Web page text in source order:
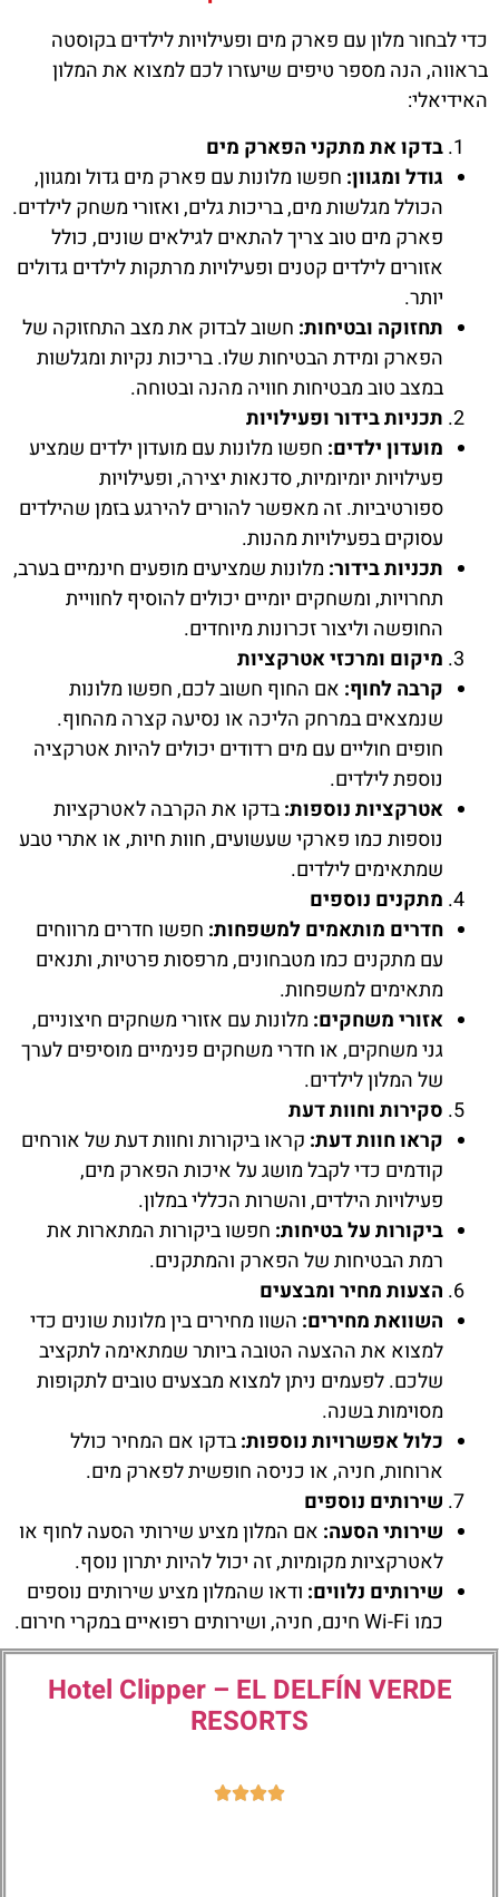
כדי לבחור מלון עם פארק מים ופעילויות לילדים בקוסטה
בראווה, הנה מספר טיפים שיעזרו לכם למצוא את המלון
האידיאלי:
בדקו את מתקני הפארק מים
גודל ומגוון: חפשו מלונות עם פארק מים גדול ומגוון,
הכולל מגלשות מים, בריכות גלים, ואזורי משחק לילדים.
פארק מים טוב צריך להתאים לגילאים שונים, כולל
אזורים לילדים קטנים ופעילויות מרתקות לילדים גדולים
יותר.
תחזוקה ובטיחות: חשוב לבדוק את מצב התחזוקה של
הפארק ומידת הבטיחות שלו. בריכות נקיות ומגלשות
במצב טוב מבטיחות חוויה מהנה ובטוחה.
תכניות בידור ופעילויות
מועדון ילדים: חפשו מלונות עם מועדון ילדים שמציע
פעילויות יומיומיות, סדנאות יצירה, ופעילויות
ספורטיביות. זה מאפשר להורים להירגע בזמן שהילדים
עסוקים בפעילויות מהנות.
תכניות בידור: מלונות שמציעים מופעים חינמיים בערב,
תחרויות, ומשחקים יומיים יכולים להוסיף לחוויית
החופשה וליצור זכרונות מיוחדים.
מיקום ומרכזי אטרקציות
קרבה לחוף: אם החוף חשוב לכם, חפשו מלונות
שנמצאים במרחק הליכה או נסיעה קצרה מהחוף.
חופים חוליים עם מים רדודים יכולים להיות אטרקציה
נוספת לילדים.
אטרקציות נוספות:בדקו את הקרבה לאטרקציות
נוספות כמו פארקי שעשועים, חוות חיות, או אתרי טבע
שמתאימים לילדים.
מתקנים נוספים
חדרים מותאמים למשפחות: חפשו חדרים מרווחים
עם מתקנים כמו מטבחונים, מרפסות פרטיות, ותנאים
מתאימים למשפחות.
אזורי משחקים: מלונות עם אזורי משחקים חיצוניים,
גני משחקים, או חדרי משחקים פנימיים מוסיפים לערך
של המלון לילדים.
סקירות וחוות דעת
קראו חוות דעת: קראו ביקורות וחוות דעת של אורחים
קודמים כדי לקבל מושג על איכות הפארק מים,
פעילויות הילדים, והשרות הכללי במלון.
ביקורות על בטיחות: חפשו ביקורות המתארות את
רמת הבטיחות של הפארק והמתקנים.
הצעות מחיר ומבצעים
השוואת מחירים: השוו מחירים בין מלונות שונים כדי
למצוא את ההצעה הטובה ביותר שמתאימה לתקציב
שלכם. לפעמים ניתן למצוא מבצעים טובים לתקופות
מסוימות בשנה.
כלול אפשרויות נוספות:בדקו אם המחיר כולל
ארוחות, חניה, או כניסה חופשית לפארק מים.
שירותים נוספים
שירותי הסעה: אם המלון מציע שירותי הסעה לחוף או
לאטרקציות מקומיות, זה יכול להיות יתרון נוסף.
שירותים נלווים: ודאו שהמלון מציע שירותים נוספים
כמו Wi-Fi חינם, חניה, ושירותים רפואיים במקרי חירום.
Hotel Clipper – EL DELFÍN VERDE
RESORTS